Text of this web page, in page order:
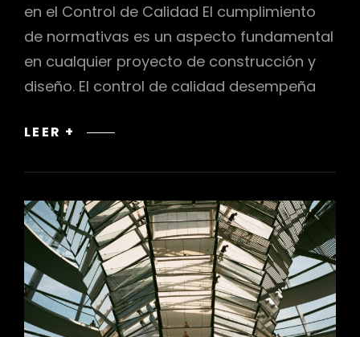
en el Control de Calidad El cumplimiento
de normativas es un aspecto fundamental
en cualquier proyecto de construcción y
diseño. El control de calidad desempeña
LEER +
GARANTÍA
CUMPLIMIENTO
NORMATIVAS
EN
EL
CONTROL
DE
CALIDAD